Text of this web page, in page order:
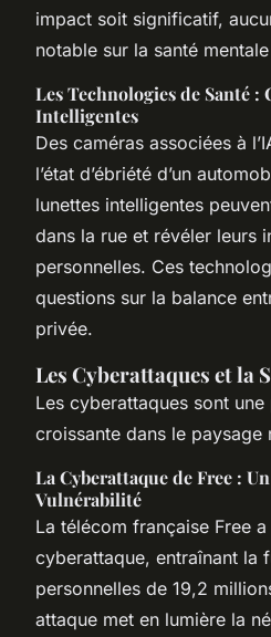
impact soit significatif,
notable sur la santé
Les Technologies de Santé :
Intelligentes
Des caméras associées à
l’état d’ébriété d’un
lunettes intelligentes
dans la rue et révéler leurs
personnelles. Ces
questions sur la balance
privée.
Les Cyberattaques et la
Les cyberattaques sont
croissante dans le paysage
La Cyberattaque de Free :
Vulnérabilité
La télécom française Free a
cyberattaque, entraînant la
personnelles de 19,2
attaque met en lumière la